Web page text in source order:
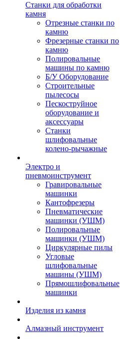
Станки для обработки
камня
Отрезные станки по
камню
Фрезерные станки по
камню
Полировальные
машины по камню
Б/У Оборудование
Строительные
пылесосы
Пескоструйное
оборудование и
аксессуары
Станки
шлифовальные
колено-рычажные
Электро и
пневмоинструмент
Гравировальные
машинки
Кантофрезеры
Пневматические
машинки (УШМ)
Полировальные
машинки (УШМ)
Циркулярные пилы
Угловые
шлифовальные
машины (УШМ)
Прямошлифовальные
машинки
Изделия из камня
Алмазный инструмент